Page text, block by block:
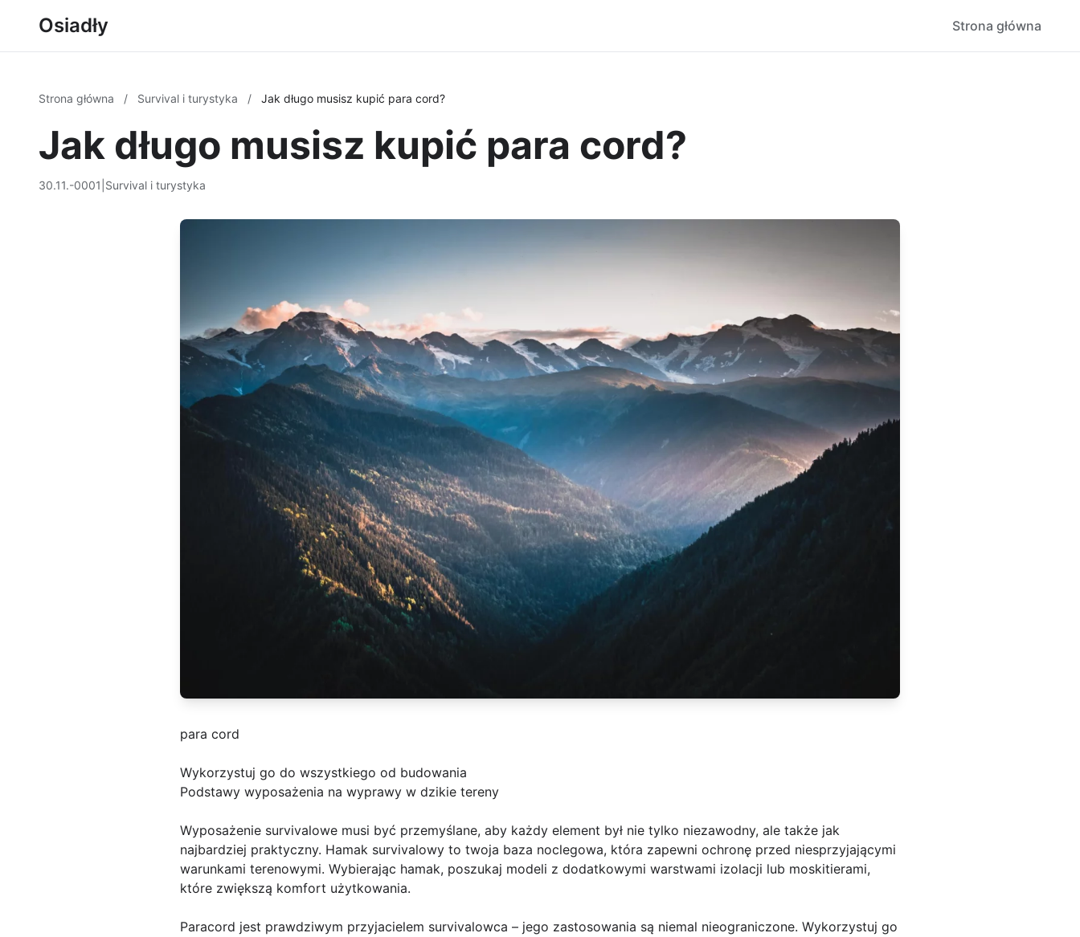
Osiadły Strona główna
Strona główna / Survival i turystyka / Jak długo musisz kupić para cord?
Jak długo musisz kupić para cord?
30.11.-0001 Survival i turystyka
para cord
Wykorzystuj go do wszystkiego od budowania
Podstawy wyposażenia na wyprawy w dzikie tereny
Wyposażenie survivalowe musi być przemyślane, aby każdy element był nie tylko niezawodny, ale także jak
najbardziej praktyczny. Hamak survivalowy to twoja baza noclegowa, która zapewni ochronę przed niesprzyjającymi
warunkami terenowymi. Wybierając hamak, poszukaj modeli z dodatkowymi warstwami izolacji lub moskitierami,
które zwiększą komfort użytkowania.
Paracord jest prawdziwym przyjacielem survivalowca – jego zastosowania są niemal nieograniczone. Wykorzystuj go